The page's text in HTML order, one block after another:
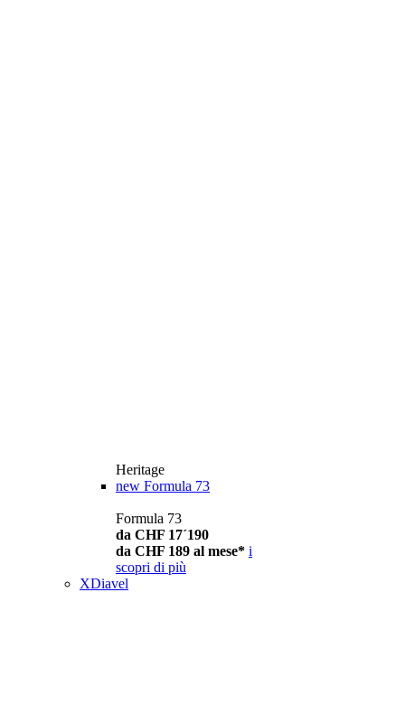
Heritage
new Formula 73
Formula 73
da CHF 17´190
da CHF 189 al mese* i
scopri di più
XDiavel